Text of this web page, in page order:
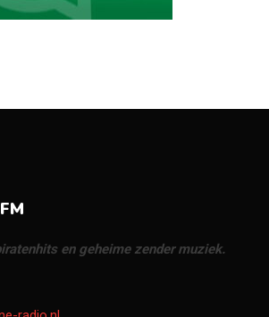
en geheime zender muziek.